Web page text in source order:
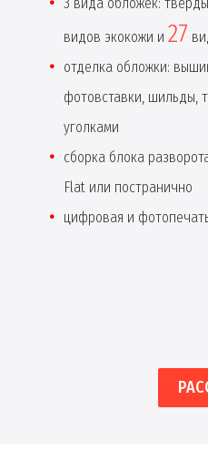
видов экокожи и 27
отделка обложки:
фотовставки, шильды,
уголками
сборка блока
Flat или постранично
цифровая и